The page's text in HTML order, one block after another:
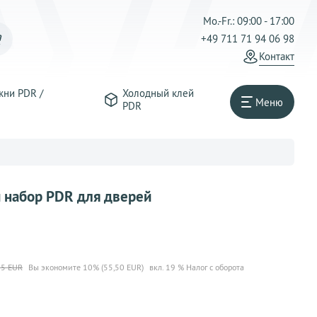
Mo.-Fr.: 09:00 - 17:00
+49 711 71 94 06 98
Контакт
PDR /
Холодный клей
PDR
Меню
PDR для дверей
EUR Вы экономите 10% (55,50 EUR) вкл. 19 % Налог с оборота